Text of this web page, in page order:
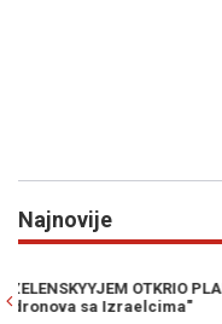
Najnovije
HDZ BiH OSTAVIO
izabrali druga imena za